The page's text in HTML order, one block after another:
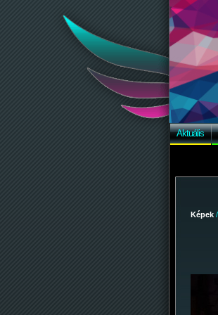
Aktuális
Képek